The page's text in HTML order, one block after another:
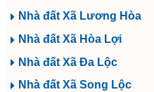
Nhà đất Xã Lương Hòa
Nhà đất Xã Hòa Lợi
Nhà đất Xã Đa Lộc
Nhà đất Xã Song Lộc